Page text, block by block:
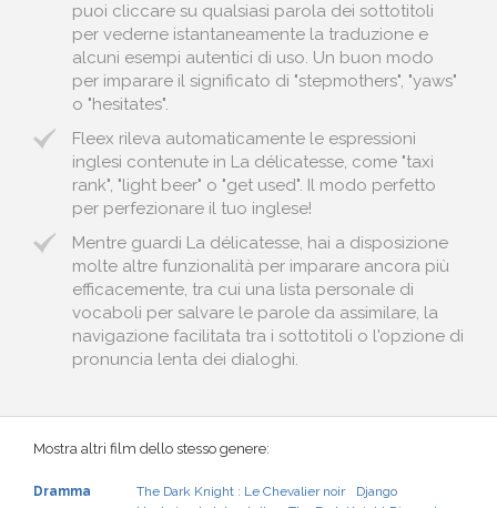
puoi cliccare su qualsiasi parola dei sottotitoli
per vederne istantaneamente la traduzione e
alcuni esempi autentici di uso. Un buon modo
per imparare il significato di "stepmothers", "yaws"
o "hesitates".
Fleex rileva automaticamente le espressioni
inglesi contenute in La délicatesse, come "taxi
rank", "light beer" o "get used". Il modo perfetto
per perfezionare il tuo inglese!
Mentre guardi La délicatesse, hai a disposizione
molte altre funzionalità per imparare ancora più
efficacemente, tra cui una lista personale di
vocaboli per salvare le parole da assimilare, la
navigazione facilitata tra i sottotitoli o l'opzione di
pronuncia lenta dei dialoghi.
Mostra altri film dello stesso genere:
Dramma The Dark Knight : Le Chevalier noir
Django